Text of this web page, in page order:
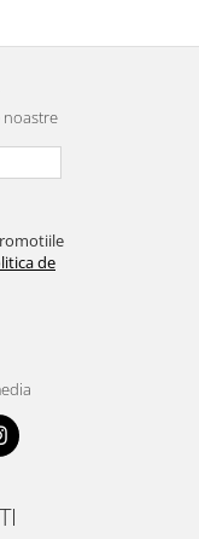
livrare rapidă, suport
impecabil, o să revin
vi...
noastre
de